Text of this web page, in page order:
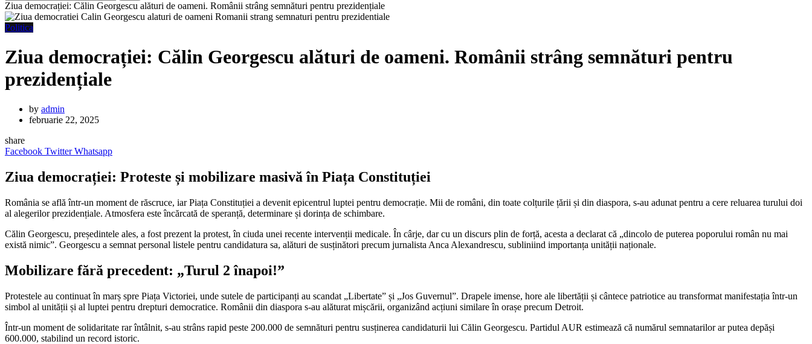
Ziua democrației: Călin Georgescu alături de oameni. Românii strâng semnături pentru prezidențiale
Politica
Ziua democrației: Călin Georgescu alături de oameni. Românii strâng semnături pentru
prezidențiale
by admin
februarie 22, 2025
share
Facebook Twitter Whatsapp
Ziua democrației: Proteste și mobilizare masivă în Piața Constituției
România se află într-un moment de răscruce, iar Piața Constituției a devenit epicentrul luptei pentru democrație. Mii de români, din toate colțurile țării și din diaspora, s-au adunat pentru a cere reluarea turului doi
al alegerilor prezidențiale. Atmosfera este încărcată de speranță, determinare și dorința de schimbare.
Călin Georgescu, președintele ales, a fost prezent la protest, în ciuda unei recente intervenții medicale. În cârje, dar cu un discurs plin de forță, acesta a declarat că „dincolo de puterea poporului român nu mai
există nimic”. Georgescu a semnat personal listele pentru candidatura sa, alături de susținători precum jurnalista Anca Alexandrescu, subliniind importanța unității naționale.
Mobilizare fără precedent: „Turul 2 înapoi!”
Protestele au continuat în marș spre Piața Victoriei, unde sutele de participanți au scandat „Libertate” și „Jos Guvernul”. Drapele imense, hore ale libertății și cântece patriotice au transformat manifestația într-un
simbol al unității și al luptei pentru drepturi democratice. Românii din diaspora s-au alăturat mișcării, organizând acțiuni similare în orașe precum Detroit.
Într-un moment de solidaritate rar întâlnit, s-au strâns rapid peste 200.000 de semnături pentru susținerea candidaturii lui Călin Georgescu. Partidul AUR estimează că numărul semnatarilor ar putea depăși
600.000, stabilind un record istoric.